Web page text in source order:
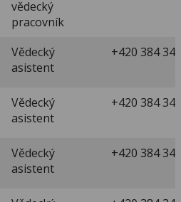
vědecký
pracovník
Vědecký
asistent
+420 384
Vědecký
asistent
+420 384
Vědecký
asistent
+420 384